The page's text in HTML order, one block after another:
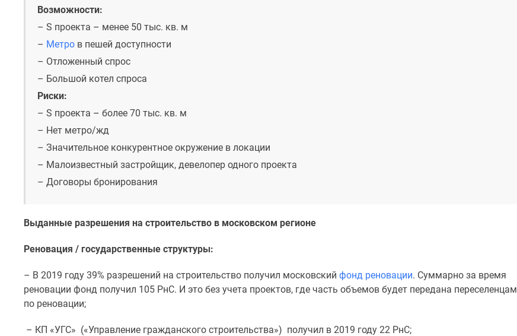
Субсидированная
застройщиком
Программа
премиум-
Новостройки
Траншевая
ипотека
Возможности:
– S проекта – менее 50 тыс. кв. м
– Метро в пешей доступности
– Отложенный спрос
– Большой котел спроса
Риски:
– S проекта – более 70 тыс. кв. м
– Нет метро/жд
– Значительное конкурентное окружение в локации
– Малоизвестный застройщик, девелопер одного проекта
– Договоры бронирования
Выданные разрешения на строительство в московском регионе
Реновация / государственные структуры:
– В 2019 году 39% разрешений на строительство получил московский фонд реновации. Суммарно за время
реновации фонд получил 105 РнС. И это без учета проектов, где часть объемов будет передана переселенцам
по реновации;
– КП «УГС» («Управление гражданского строительства») получил в 2019 году 22 РнС;